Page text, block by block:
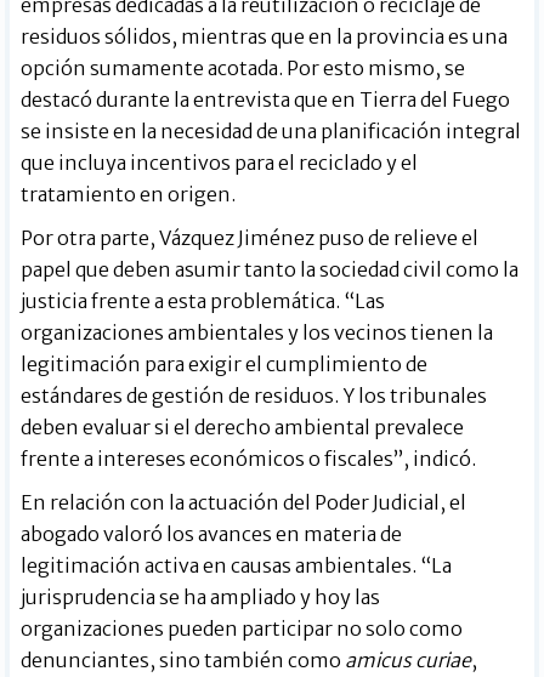
residuos sólidos, mientras que en la provincia es una
opción sumamente acotada. Por esto mismo, se
destacó durante la entrevista que en Tierra del Fuego
se insiste en la necesidad de una planificación integral
que incluya incentivos para el reciclado y el
tratamiento en origen.
Por otra parte, Vázquez Jiménez puso de relieve el
papel que deben asumir tanto la sociedad civil como la
justicia frente a esta problemática. “Las
organizaciones ambientales y los vecinos tienen la
legitimación para exigir el cumplimiento de
estándares de gestión de residuos. Y los tribunales
deben evaluar si el derecho ambiental prevalece
frente a intereses económicos o fiscales”, indicó.
En relación con la actuación del Poder Judicial, el
abogado valoró los avances en materia de
legitimación activa en causas ambientales. “La
jurisprudencia se ha ampliado y hoy las
organizaciones pueden participar no solo como
denunciantes, sino también como amicus curiae,